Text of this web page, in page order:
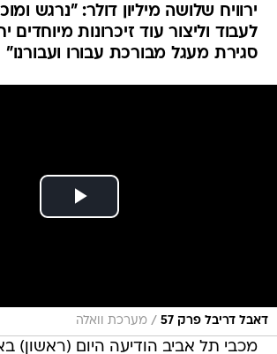
ירוויח שלושה מיליון דולר: "נרגש
לעבוד וליצור עוד זיכרונות
סגירת מעגל מבורכת עבורו ועבורנו"
דאבל דריבל פרק 57 / מערכת וואלה
מכבי תל אביב הודיעה היום (ראשון)